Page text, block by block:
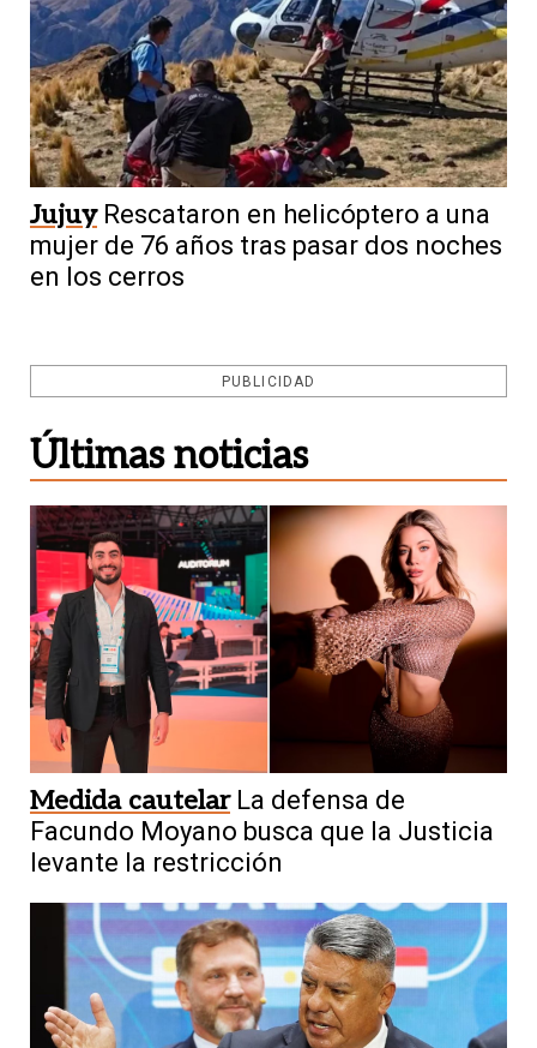
Jujuy Rescataron en helicóptero a una
mujer de 76 años tras pasar dos noches
en los cerros
PUBLICIDAD
Últimas noticias
Medida cautelar La defensa de
Facundo Moyano busca que la Justicia
levante la restricción